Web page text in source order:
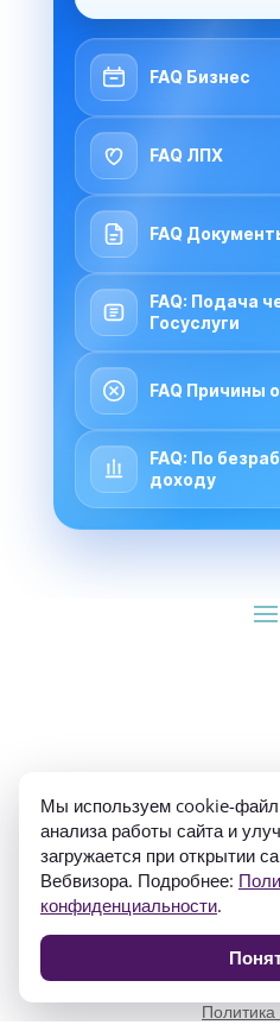
FAQ Бизнес
FAQ ЛПХ
FAQ
FAQ: Подача
Госуслуги
FAQ Причины
FAQ: По
доходу
ИП Гуляев Е.А. ОГРН
Политика
Мы используем cookie-
анализа работы сайта и
загружается при открытии
Вебвизора. Подробнее:
конфиденциальности.